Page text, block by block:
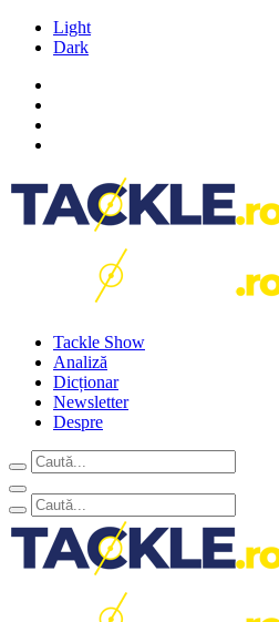
Light
Dark
Tackle Show
Analiză
Dicționar
Newsletter
Despre